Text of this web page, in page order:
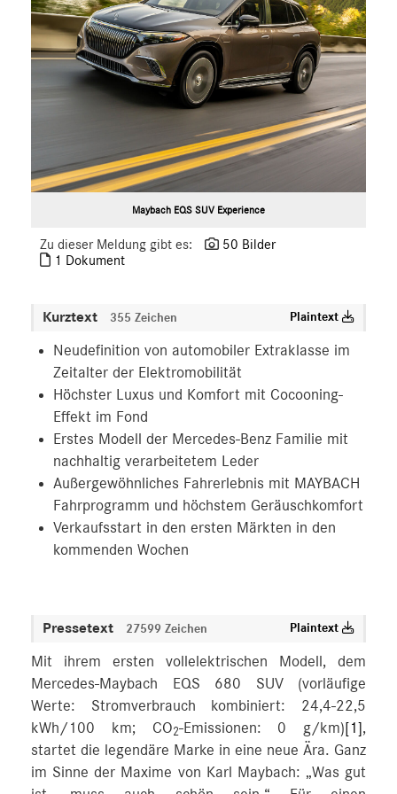
Maybach EQS SUV Experience
Zu dieser Meldung gibt es:
50 Bilder
1 Dokument
Kurztext 355 Zeichen Plaintext
Neudefinition von automobiler Extraklasse im
Zeitalter der Elektromobilität
Höchster Luxus und Komfort mit Cocooning-
Effekt im Fond
Erstes Modell der Mercedes-Benz Familie mit
nachhaltig verarbeitetem Leder
Außergewöhnliches Fahrerlebnis mit MAYBACH
Fahrprogramm und höchstem Geräuschkomfort
Verkaufsstart in den ersten Märkten in den
kommenden Wochen
Pressetext 27599 Zeichen Plaintext
Mit ihrem ersten vollelektrischen Modell, dem
Mercedes-Maybach EQS 680 SUV (vorläufige
Werte: Stromverbrauch kombiniert: 24,4-22,5
kWh/100 km; CO2-Emissionen: 0 g/km)[1],
startet die legendäre Marke in eine neue Ära. Ganz
im Sinne der Maxime von Karl Maybach: „Was gut